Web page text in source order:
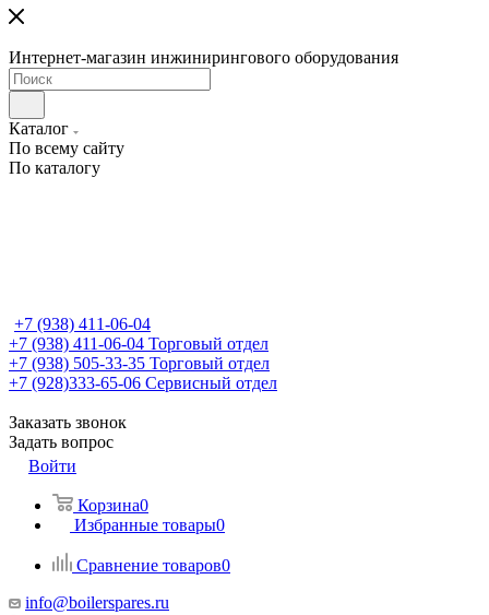
Интернет-магазин инжинирингового оборудования
Каталог
По всему сайту
По каталогу
+7 (938) 411-06-04
+7 (938) 411-06-04 Торговый отдел
+7 (938) 505-33-35 Торговый отдел
+7 (928)333-65-06 Сервисный отдел
Заказать звонок
Задать вопрос
Войти
Корзина0
Избранные товары0
Сравнение товаров0
info@boilerspares.ru